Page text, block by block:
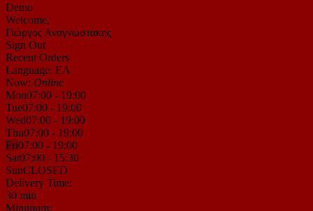
Demo
Welcome,
Γιώργος Αναγνωστάκης
Sign Out
Recent Orders
Language: ΕΛ
Now: Online
Mon07:00 - 19:00
Tue07:00 - 19:00
Wed07:00 - 19:00
Thu07:00 - 19:00
Fri07:00 - 19:00
Sat07:00 - 15:30
SunCLOSED
Delivery Time:
30 min
Minimum: